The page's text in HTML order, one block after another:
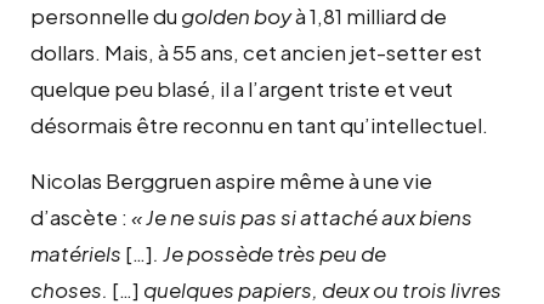
personnelle du golden boyà 1,81 milliard de
dollars. Mais, à 55 ans, cet ancien jet-setter est
quelque peu blasé, il a l’argent triste et veut
désormais être reconnu en tant qu’intellectuel.
Nicolas Berggruen aspire même à une vie
d’ascète : « Je ne suis pas si attaché aux biens
matériels […]. Je possède très peu de
choses. […] quelques papiers, deux ou trois livres